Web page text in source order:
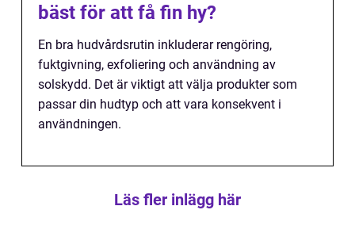
bäst för att få fin hy?
En bra hudvårdsrutin inkluderar rengöring,
fuktgivning, exfoliering och användning av
solskydd. Det är viktigt att välja produkter som
passar din hudtyp och att vara konsekvent i
användningen.
Läs fler inlägg här